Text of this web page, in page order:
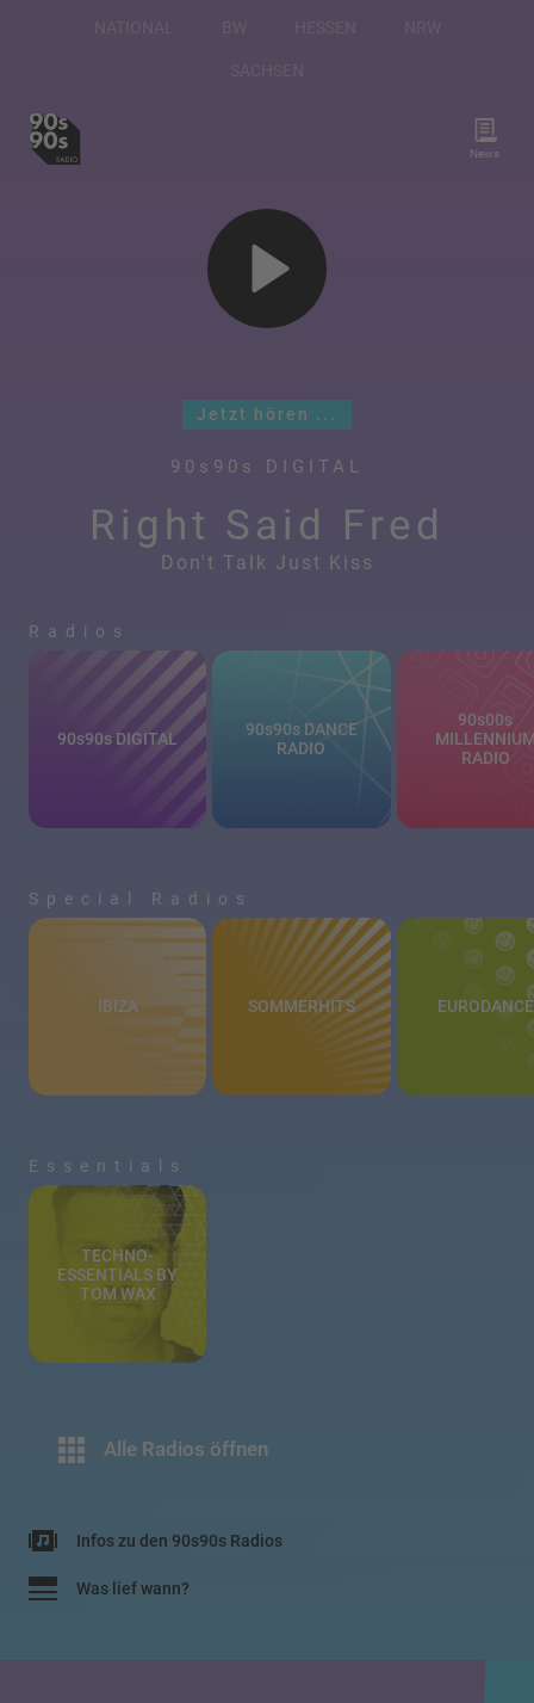
News
Jetzt hören ...
90s90s DIGITAL
Right Said Fred
Don't Talk Just Kiss
Radios
90s90s DIGITAL
90s90s DANCE
RADIO
90s00s
RADIO
Special Radios
IBIZA SOMMERHITS EURODANCE
Essentials
TECHNO-
ESSENTIALS BY
TOM WAX
Alle Radios öffnen
Infos zu den 90s90s Radios
Was lief wann?